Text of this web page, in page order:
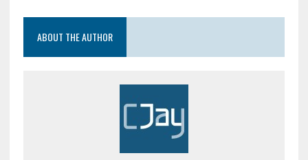
ABOUT THE AUTHOR